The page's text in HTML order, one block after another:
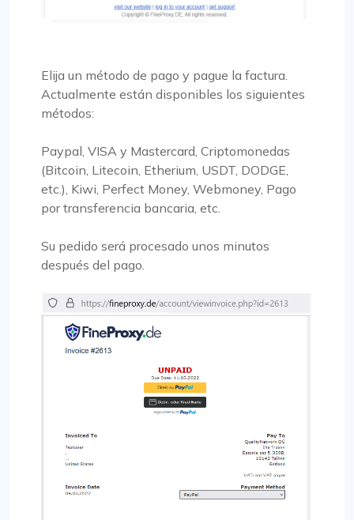
Elija un método de pago y pague la factura.
Actualmente están disponibles los siguientes
métodos:
Paypal, VISA y Mastercard, Criptomonedas
(Bitcoin, Litecoin, Etherium, USDT, DODGE,
etc.), Kiwi, Perfect Money, Webmoney, Pago
por transferencia bancaria, etc.
Su pedido será procesado unos minutos
después del pago.